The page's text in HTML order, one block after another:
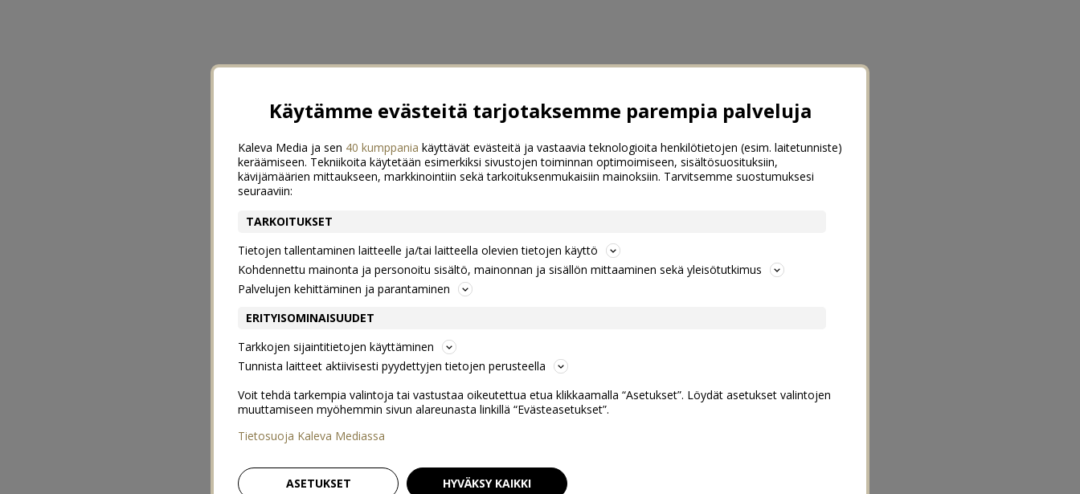
Käytämme evästeitä tarjotaksemme parempia palveluja
Kaleva Media ja sen 40 kumppania käyttävät evästeitä ja vastaavia teknologioita henkilötietojen (esim. laitetunniste)
keräämiseen. Tekniikoita käytetään esimerkiksi sivustojen toiminnan optimoimiseen, sisältösuosituksiin,
kävijämäärien mittaukseen, markkinointiin sekä tarkoituksenmukaisiin mainoksiin. Tarvitsemme suostumuksesi
seuraaviin:
TARKOITUKSET
Tietojen tallentaminen laitteelle ja/tai laitteella olevien tietojen käyttö
Kohdennettu mainonta ja personoitu sisältö, mainonnan ja sisällön mittaaminen sekä yleisötutkimus
Palvelujen kehittäminen ja parantaminen
ERITYISOMINAISUUDET
Tarkkojen sijaintitietojen käyttäminen
Tunnista laitteet aktiivisesti pyydettyjen tietojen perusteella
Voit tehdä tarkempia valintoja tai vastustaa oikeutettua etua klikkaamalla “Asetukset”. Löydät asetukset valintojen
muuttamiseen myöhemmin sivun alareunasta linkillä “Evästeasetukset”.
Tietosuoja Kaleva Mediassa
ASETUKSET HYVÄKSY KAIKKI